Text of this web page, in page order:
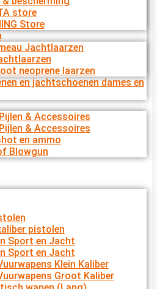
store
Store
Jachtlaarzen
neoprene laarzen
en jachtschoenen dames en
& Accessoires
& Accessoires
en ammo
Blowgun
pistolen
Sport en Jacht
Sport en Jacht
Klein Kaliber
Groot Kaliber